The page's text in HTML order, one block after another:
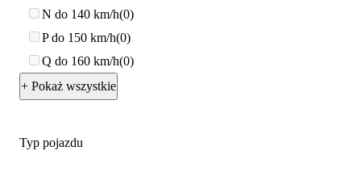
N do 140 km/h 0
P do 150 km/h 0
Q do 160 km/h 0
+ Pokaż wszystkie
Typ pojazdu